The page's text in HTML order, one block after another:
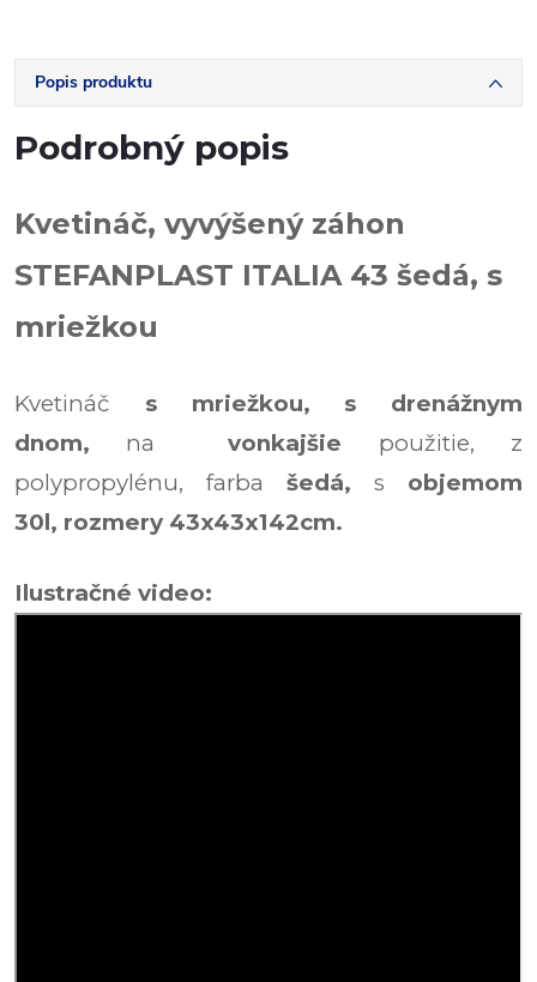
Popis produktu
Podrobný popis
Kvetináč, vyvýšený záhon
STEFANPLAST ITALIA 43 šedá, s
mriežkou
Kvetináč s mriežkou, s drenážnym
dnom, navonkajšie použitie, z
polypropylénu, farba šedá, s objemom
30l, rozmery 43x43x142cm.
Ilustračné video: